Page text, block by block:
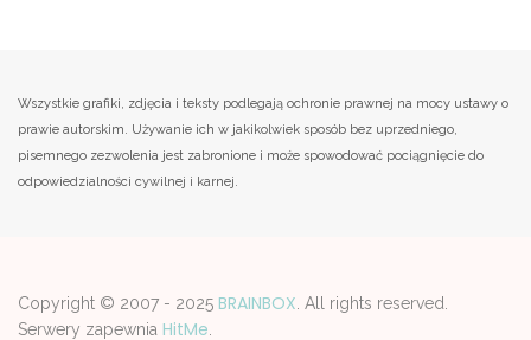
Wszystkie grafiki, zdjęcia i teksty podlegają ochronie prawnej na mocy ustawy o
prawie autorskim. Używanie ich w jakikolwiek sposób bez uprzedniego,
pisemnego zezwolenia jest zabronione i może spowodować pociągnięcie do
odpowiedzialności cywilnej i karnej.
Copyright © 2007 - 2025 BRAINBOX. All rights reserved.
Serwery zapewnia HitMe.